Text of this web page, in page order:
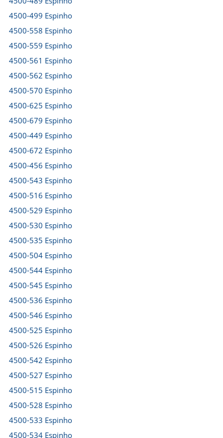
4500-499 Espinho
4500-558 Espinho
4500-559 Espinho
4500-561 Espinho
4500-562 Espinho
4500-570 Espinho
4500-625 Espinho
4500-679 Espinho
4500-449 Espinho
4500-672 Espinho
4500-456 Espinho
4500-543 Espinho
4500-516 Espinho
4500-529 Espinho
4500-530 Espinho
4500-535 Espinho
4500-504 Espinho
4500-544 Espinho
4500-545 Espinho
4500-536 Espinho
4500-546 Espinho
4500-525 Espinho
4500-526 Espinho
4500-542 Espinho
4500-527 Espinho
4500-515 Espinho
4500-528 Espinho
4500-533 Espinho
4500-534 Espinho